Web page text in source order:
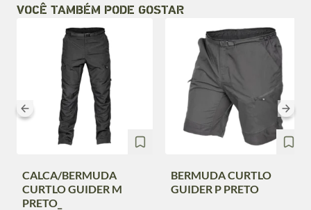
VOCÊ TAMBÉM PODE GOSTAR
CALCA/BERMUDA
CURTLO GUIDER M
PRETO_
BERMUDA CURTLO
GUIDER P PRETO